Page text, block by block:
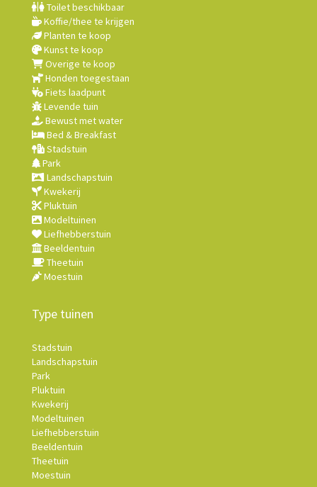
Toilet beschikbaar
Koffie/thee te krijgen
Planten te koop
Kunst te koop
Overige te koop
Honden toegestaan
Fiets laadpunt
Levende tuin
Bewust met water
Bed & Breakfast
Stadstuin
Park
Landschapstuin
Kwekerij
Pluktuin
Modeltuinen
Liefhebberstuin
Beeldentuin
Theetuin
Moestuin
Type tuinen
Stadstuin
Landschapstuin
Park
Pluktuin
Kwekerij
Modeltuinen
Liefhebberstuin
Beeldentuin
Theetuin
Moestuin